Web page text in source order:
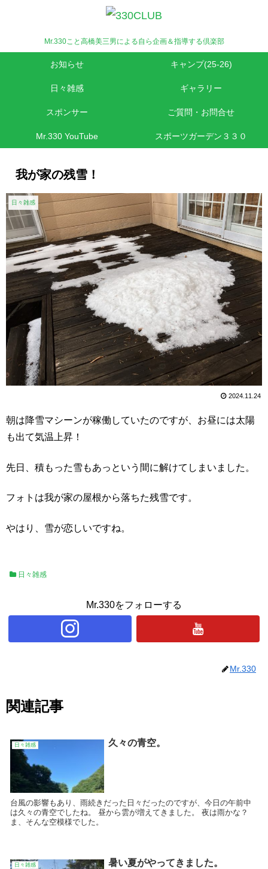
Mr.330こと高橋美三男による自ら企画＆指導する倶楽部
お知らせ キャンプ(25-26)
日々雑感 ギャラリー
スポンサー ご質問・お問合せ
Mr.330 YouTube スポーツガーデン３３０
我が家の残雪！
日々雑感
2024.11.24
朝は降雪マシーンが稼働していたのですが、お昼には太陽
も出て気温上昇！
先日、積もった雪もあっという間に解けてしまいました。
フォトは我が家の屋根から落ちた残雪です。
やはり、雪が恋しいですね。
日々雑感
Mr.330をフォローする
Mr.330
関連記事
日々雑感 久々の青空。
台風の影響もあり、雨続きだった日々だったのですが、今日の午前中
は久々の青空でしたね。 昼から雲が増えてきました。 夜は雨かな？
ま、そんな空模様でした。
日々雑感 暑い夏がやってきました。